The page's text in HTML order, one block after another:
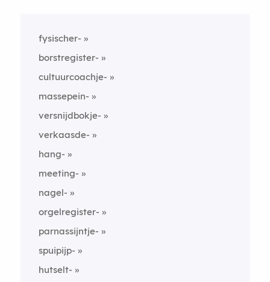
fysischer-
borstregister-
cultuurcoachje-
massepein-
versnijdbokje-
verkaasde-
hang-
meeting-
nagel-
orgelregister-
parnassijntje-
spuipijp-
hutselt-